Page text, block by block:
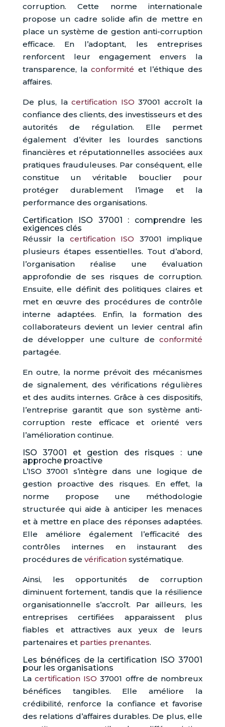
corruption. Cette norme internationale
propose un cadre solide afin de mettre en
place un système de gestion anti-corruption
efficace. En l’adoptant, les entreprises
renforcent leur engagement envers la
transparence, laconformité et l’éthique des
affaires.
De plus, lacertification ISO 37001 accroît la
confiance des clients, des investisseurs et des
autorités de régulation. Elle permet
également d’éviter les lourdes sanctions
financières et réputationnelles associées aux
pratiques frauduleuses. Par conséquent, elle
constitue un véritable bouclier pour
protéger durablement l’image et la
performance des organisations.
Certification ISO 37001 : comprendre les
exigences clés
Réussir la certification ISO 37001 implique
plusieurs étapes essentielles. Tout d’abord,
l’organisation réalise une évaluation
approfondie de ses risques de corruption.
Ensuite, elle définit des politiques claires et
met en œuvre des procédures de contrôle
interne adaptées. Enfin, la formation des
collaborateurs devient un levier central afin
de développer une culture deconformité
partagée.
En outre, la norme prévoit des mécanismes
de signalement, des vérifications régulières
et des audits internes. Grâce à ces dispositifs,
l’entreprise garantit que son système anti-
corruption reste efficace et orienté vers
l’amélioration continue.
ISO 37001 et gestion des risques : une
approche proactive
L’ISO 37001 s’intègre dans une logique de
gestion proactive des risques. En effet, la
norme propose une méthodologie
structurée qui aide à anticiper les menaces
et à mettre en place des réponses adaptées.
Elle améliore également l’efficacité des
contrôles internes en instaurant des
procédures de vérificationsystématique.
Ainsi, les opportunités de corruption
diminuent fortement, tandis que la résilience
organisationnelle s’accroît. Par ailleurs, les
entreprises certifiées apparaissent plus
fiables et attractives aux yeux de leurs
partenaires et parties prenantes.
Les bénéfices de la certification ISO 37001
pour les organisations
Lacertification ISO 37001 offre de nombreux
bénéfices tangibles. Elle améliore la
crédibilité, renforce la confiance et favorise
des relations d’affaires durables. De plus, elle